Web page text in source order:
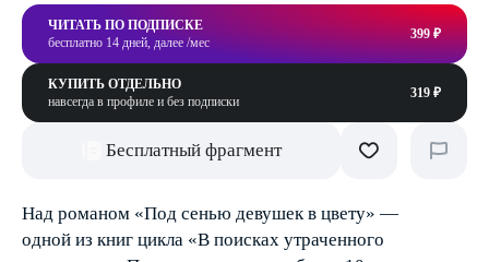
ЧИТАТЬ ПО ПОДПИСКЕ
бесплатно 14 дней, далее /мес
399 ₽
КУПИТЬ ОТДЕЛЬНО
навсегда в профиле и без подписки
319 ₽
Бесплатный фрагмент
Над романом «Под сенью девушек в цвету» —
одной из книг цикла «В поисках утраченного